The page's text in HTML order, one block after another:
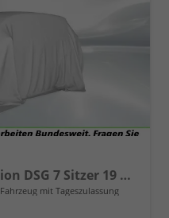
2.0 TDI 142 kW 4x4 Selection DSG 7 Sitzer 19 Zoll AHK el. HK
Fahrzeug mit Tageszulassung